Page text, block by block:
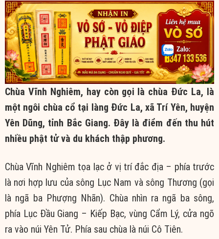
Chùa Vĩnh Nghiêm, hay còn gọi là chùa Đức La, là
một ngôi chùa cổ tại làng Đức La, xã Trí Yên, huyện
Yên Dũng, tỉnh Bắc Giang. Đây là điểm đến thu hút
nhiều phật tử và du khách thập phương.
Chùa Vĩnh Nghiêm tọa lạc ở vị trí đắc địa – phía trước
là nơi hợp lưu của sông Lục Nam và sông Thương (gọi
là ngã ba Phượng Nhãn). Chùa nhìn ra ngã ba sông,
phía Lục Đầu Giang – Kiếp Bạc, vùng Cẩm Lý, cửa ngõ
ra vào núi Yên Tử. Phía sau chùa là núi Cô Tiên.